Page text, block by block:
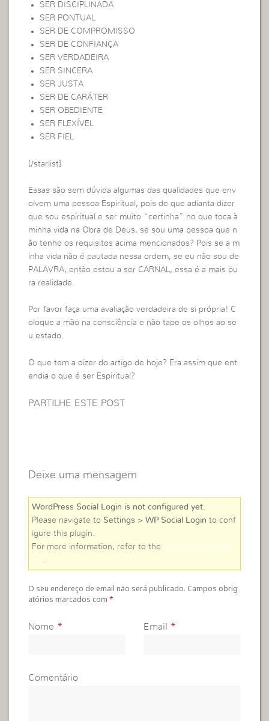
SER DISCIPLINADA
SER PONTUAL
SER DE COMPROMISSO
SER DE CONFIANÇA
SER VERDADEIRA
SER SINCERA
SER JUSTA
SER DE CARÁTER
SER OBEDIENTE
SER FLEXÍVEL
SER FIEL
[/starlist]
Essas são sem dúvida algumas das qualidades que env
olvem uma pessoa Espiritual, pois de que adianta dizer
que sou espiritual e ser muito “certinha” no que toca à
minha vida na Obra de Deus, se sou uma pessoa que n
ão tenho os requisitos acima mencionados? Pois se a m
inha vida não é pautada nessa ordem, se eu não sou de
PALAVRA, então estou a ser CARNAL, essa é a mais pu
ra realidade.
Por favor faça uma avaliação verdadeira de si própria! C
oloque a mão na consciência e não tape os olhos ao se
u estado.
O que tem a dizer do artigo de hoje? Era assim que ent
endia o que é ser Espiritual?
PARTILHE ESTE POST
Deixe uma mensagem
WordPress Social Login is not configured yet
Please navigate to Settings > WP Social Login to conf
igure this plugin.
For more information, refer to the
online user guid
e
O seu endereço de email não será publicado. Campos obrig
atórios marcados com*
Nome * Email *
Comentário